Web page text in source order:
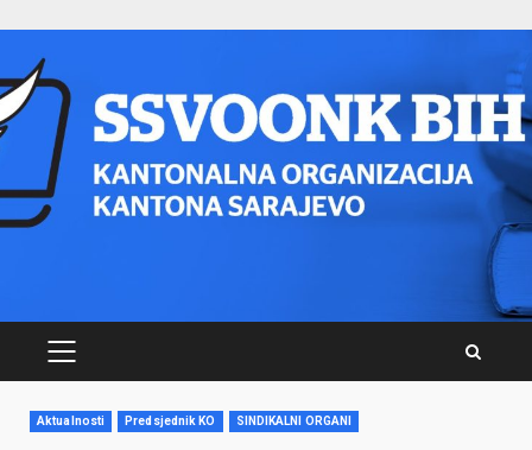
content
PRIMARY
Aktualnosti Predsjednik KO SINDIKALNI ORGANI